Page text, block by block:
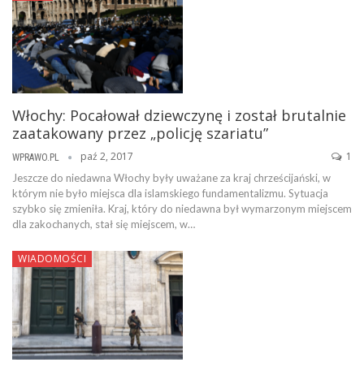
Włochy: Pocałował dziewczynę i został brutalnie
zaatakowany przez „policję szariatu”
WPRAWO.PL paź 2, 2017 1
Jeszcze do niedawna Włochy były uważane za kraj chrześcijański, w
którym nie było miejsca dla islamskiego fundamentalizmu. Sytuacja
szybko się zmieniła. Kraj, który do niedawna był wymarzonym miejscem
dla zakochanych, stał się miejscem, w…
WIADOMOŚCI